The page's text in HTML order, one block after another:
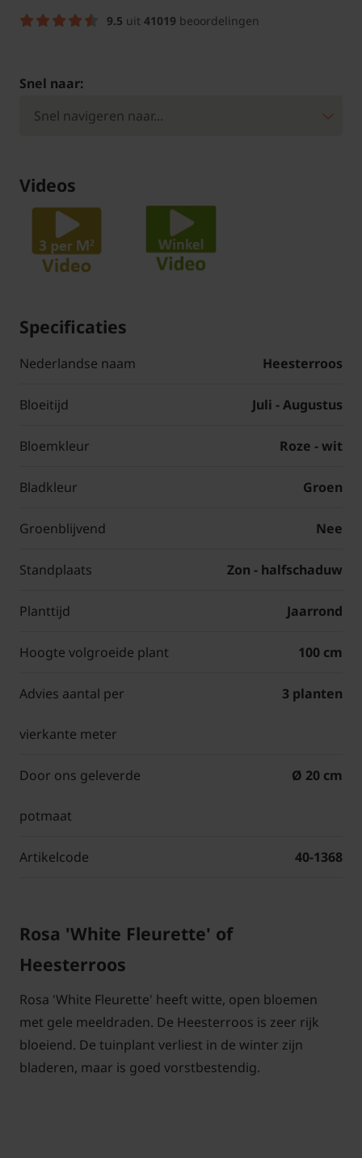
9.5 uit 41019 beoordelingen
Snel naar:
Videos
Specificaties
Nederlandse naam Heesterroos
Bloeitijd Juli - Augustus
Bloemkleur Roze - wit
Bladkleur Groen
Groenblijvend Nee
Standplaats Zon - halfschaduw
Planttijd Jaarrond
Hoogte volgroeide plant 100 cm
Advies aantal per
vierkante meter
3 planten
Door ons geleverde
potmaat
Ø 20 cm
Artikelcode 40-1368
Rosa 'White Fleurette' of
Heesterroos
Rosa 'White Fleurette' heeft witte, open bloemen
met gele meeldraden. De Heesterroos is zeer rijk
bloeiend. De tuinplant verliest in de winter zijn
bladeren, maar is goed vorstbestendig.